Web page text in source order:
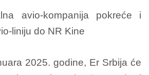
avio-kompanija pokreće i
liniju do NR Kine
2025. godine, Er Srbija će